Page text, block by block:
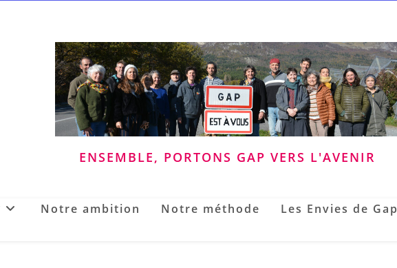
ENSEMBLE, PORTONS GAP VERS L'AVENIR
Notre ambition Notre méthode Les Envies de Gap